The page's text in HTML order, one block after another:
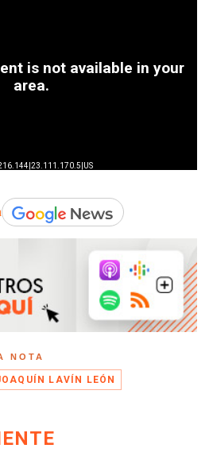
NOTA
LAVÍN LEÓN